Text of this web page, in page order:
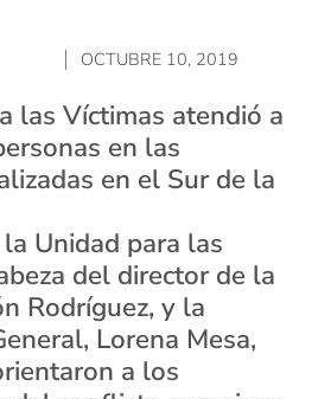
OCTUBRE 10, 2019
las Víctimas atendió a
en las
en el Sur de la
Unidad para las
del director de la
Rodríguez, y la
Lorena Mesa,
a los